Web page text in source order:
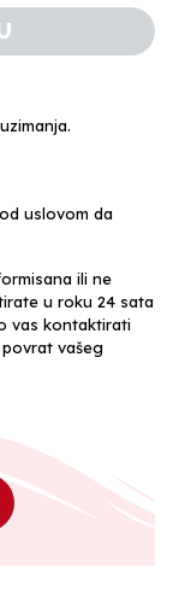
uslovom da
ili ne
u roku 24 sata
vas kontaktirati
vašeg